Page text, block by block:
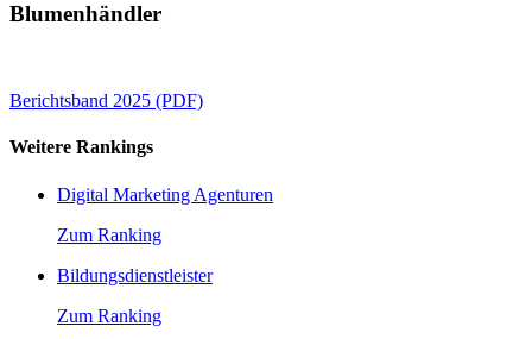
Blumenhändler
Berichtsband 2025 (PDF)
Weitere Rankings
Digital Marketing Agenturen
Zum Ranking
Bildungsdienstleister
Zum Ranking